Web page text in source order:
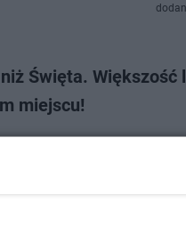
Święta. Większość
miejscu!